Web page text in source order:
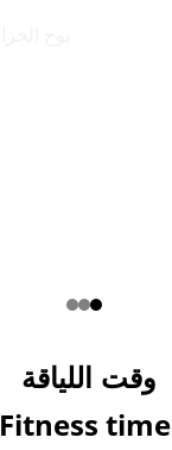
وقت اللياقة
Fitness time